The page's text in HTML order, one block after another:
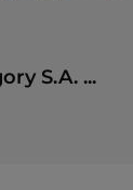
S.A. ...